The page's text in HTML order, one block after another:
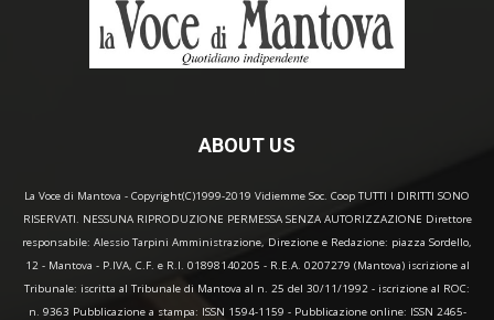
ABOUT US
La Voce di Mantova - Copyright(C)1999-2019 Vidiemme Soc. Coop TUTTI I DIRITTI SONO
RISERVATI. NESSUNA RIPRODUZIONE PERMESSA SENZA AUTORIZZAZIONE Direttore
responsabile: Alessio Tarpini Amministrazione, Direzione e Redazione: piazza Sordello,
12 - Mantova - P.IVA, C.F. e R.I. 01898140205 - R.E.A. 0207279 (Mantova) iscrizione al
Tribunale: iscritta al Tribunale di Mantova al n. 25 del 30/11/1992 - iscrizione al ROC:
n. 9363 Pubblicazione a stampa: ISSN 1594-1159 - Pubblicazione online: ISSN 2465-